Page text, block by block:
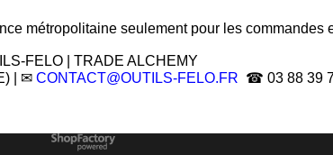
métropolitaine seulement pour les commandes
FELO | TRADE ALCHEMY
| ✉ CONTACT@OUTILS-FELO.FR ☎ 03 88 39
Boutique en ligne créés
avec le logiciel